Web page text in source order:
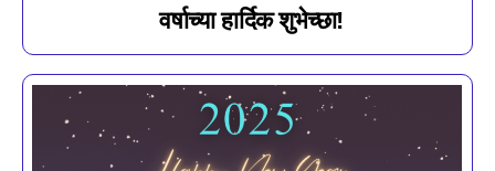
वर्षाच्या हार्दिक शुभेच्छा!